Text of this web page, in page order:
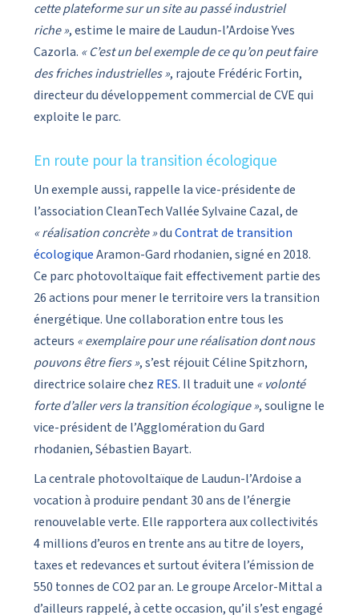
cette plateforme sur un site au passé industriel
riche », estime le maire de Laudun-l’Ardoise Yves
Cazorla. « C’est un bel exemple de ce qu’on peut faire
des friches industrielles », rajoute Frédéric Fortin,
directeur du développement commercial de CVE qui
exploite le parc.
En route pour la transition écologique
Un exemple aussi, rappelle la vice-présidente de
l’association CleanTech Vallée Sylvaine Cazal, de
« réalisation concrète »duContrat de transition
écologiqueAramon-Gard rhodanien, signé en 2018.
Ce parc photovoltaïque fait effectivement partie des
26 actions pour mener le territoire vers la transition
énergétique. Une collaboration entre tous les
acteurs « exemplaire pour une réalisation dont nous
pouvons être fiers », s’est réjouit Céline Spitzhorn,
directrice solaire chez RES. Il traduit une « volonté
forte d’aller vers la transition écologique », souligne le
vice-président de l’Agglomération du Gard
rhodanien, Sébastien Bayart.
La centrale photovoltaïque de Laudun-l’Ardoise a
vocation à produire pendant 30 ans de l’énergie
renouvelable verte. Elle rapportera aux collectivités
4 millions d’euros en trente ans au titre de loyers,
taxes et redevances et surtout évitera l’émission de
550 tonnes de CO2 par an. Le groupe Arcelor-Mittal a
d’ailleurs rappelé, à cette occasion, qu’il s’est engagé